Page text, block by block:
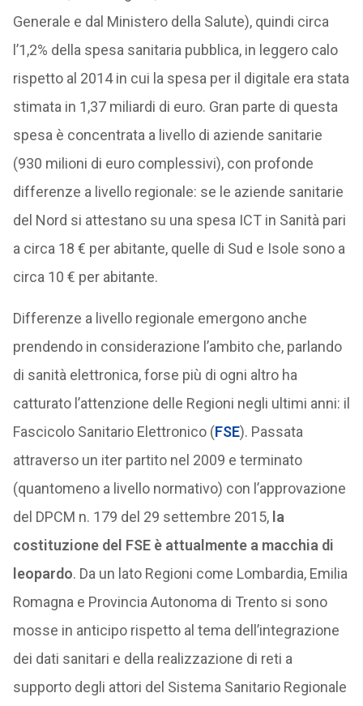
Generale e dal Ministero della Salute), quindi circa
l’1,2% della spesa sanitaria pubblica, in leggero calo
rispetto al 2014 in cui la spesa per il digitale era stata
stimata in 1,37 miliardi di euro. Gran parte di questa
spesa è concentrata a livello di aziende sanitarie
(930 milioni di euro complessivi), con profonde
differenze a livello regionale: se le aziende sanitarie
del Nord si attestano su una spesa ICT in Sanità pari
a circa 18 € per abitante, quelle di Sud e Isole sono a
circa 10 € per abitante.
Differenze a livello regionale emergono anche
prendendo in considerazione l’ambito che, parlando
di sanità elettronica, forse più di ogni altro ha
catturato l’attenzione delle Regioni negli ultimi anni: il
Fascicolo Sanitario Elettronico (FSE). Passata
attraverso un iter partito nel 2009 e terminato
(quantomeno a livello normativo) con l’approvazione
del DPCM n. 179 del 29 settembre 2015, la
costituzione del FSE è attualmente a macchia di
leopardo. Da un lato Regioni come Lombardia, Emilia
Romagna e Provincia Autonoma di Trento si sono
mosse in anticipo rispetto al tema dell’integrazione
dei dati sanitari e della realizzazione di reti a
supporto degli attori del Sistema Sanitario Regionale